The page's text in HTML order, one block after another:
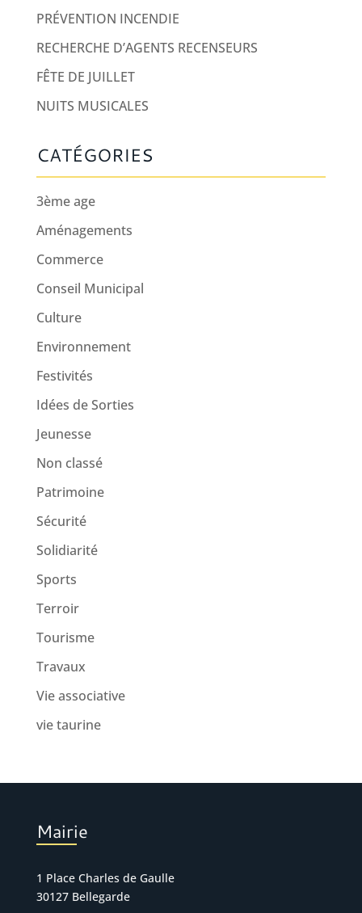
PRÉVENTION INCENDIE
RECHERCHE D’AGENTS RECENSEURS
FÊTE DE JUILLET
NUITS MUSICALES
CATÉGORIES
3ème age
Aménagements
Commerce
Conseil Municipal
Culture
Environnement
Festivités
Idées de Sorties
Jeunesse
Non classé
Patrimoine
Sécurité
Solidiarité
Sports
Terroir
Tourisme
Travaux
Vie associative
vie taurine
Mairie
1 Place Charles de Gaulle
30127 Bellegarde